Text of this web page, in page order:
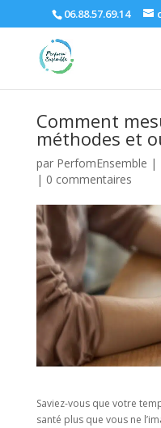
06.88.57.69.14
Comment
méthodes et
par PerfomEnsemble |
| 0 commentaires
Saviez-vous que votre
santé plus que vous ne